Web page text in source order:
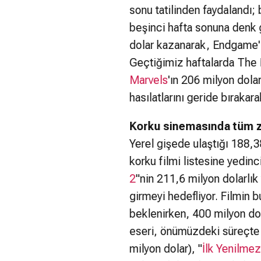
sonu tatilinden
beşinci hafta sonuna
dolar kazanarak,
Geçtiğimiz haftalarda The
Marvels'ın 206 milyon
hasılatlarını geride
Korku sinemasında tüm
Yerel gişede ulaştığı
korku filmi listesine
2"nin 211,6 milyon dolarlık
girmeyi hedefliyor. Filmin
beklenirken, 400 milyon
eseri, önümüzdeki
milyon dolar), "İlk